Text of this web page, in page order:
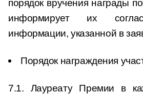
порядок вручения награды
информирует их
информации, указанной в
Порядок награждения
7.1. Лауреату Премии в